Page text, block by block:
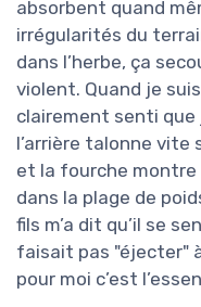
absorbent quand
irrégularités du
dans l’herbe, ça
violent. Quand je
clairement senti que
l’arrière talonne vite
et la fourche
dans la plage de
fils m’a dit qu’il se
faisait pas "éjecter"
pour moi c’est